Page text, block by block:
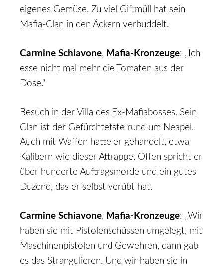
eigenes Gemüse. Zu viel Giftmüll hat sein
Mafia-Clan in den Äckern verbuddelt.
Carmine Schiavone, Mafia-Kronzeuge: „Ich
esse nicht mal mehr die Tomaten aus der
Dose.“
Besuch in der Villa des Ex-Mafiabosses. Sein
Clan ist der Gefürchtetste rund um Neapel.
Auch mit Waffen hatte er gehandelt, etwa
Kalibern wie dieser Attrappe. Offen spricht er
über hunderte Auftragsmorde und ein gutes
Duzend, das er selbst verübt hat.
Carmine Schiavone, Mafia-Kronzeuge: „Wir
haben sie mit Pistolenschüssen umgelegt, mit
Maschinenpistolen und Gewehren, dann gab
es das Strangulieren. Und wir haben sie in